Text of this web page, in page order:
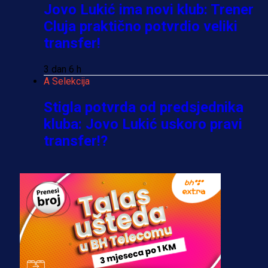
Jovo Lukić ima novi klub: Trener
Cluja praktično potvrdio veliki
transfer!
3 dan 6 h
A Selekcija
Stigla potvrda od predsjednika
kluba: Jovo Lukić uskoro pravi
transfer!?
A Selekcija
Zmajevi dobili veliko pojačanje:
Fudbaler Olympiacosa želi obući
dres BiH!
3 sedmica 3 dan